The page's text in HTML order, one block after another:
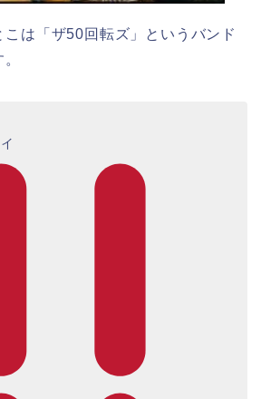
は「ザ50回転ズ」というバンド